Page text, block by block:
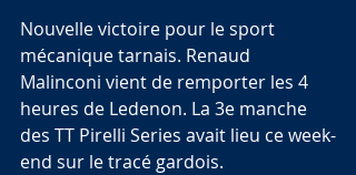
Nouvelle victoire pour le sport
mécanique tarnais. Renaud
Malinconi vient de remporter les 4
heures de Ledenon. La 3e manche
des TT Pirelli Series avait lieu ce week-
end sur le tracé gardois.